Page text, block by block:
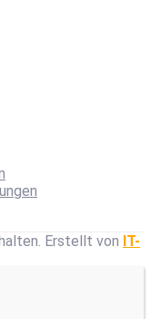
Erstellt von IT-